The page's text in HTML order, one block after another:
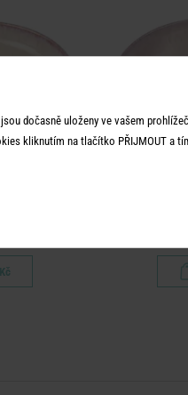
dočasně uloženy ve vašem
kliknutím na tlačítko PŘIJMOUT a